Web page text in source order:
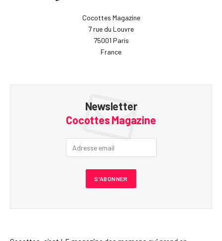
Cocottes Magazine
7 rue du Louvre
75001 Paris
France
Newsletter
Cocottes Magazine